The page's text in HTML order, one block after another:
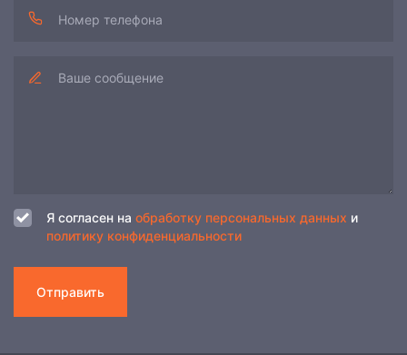
Я согласен на обработку персональных данных и
политику конфиденциальности
Отправить